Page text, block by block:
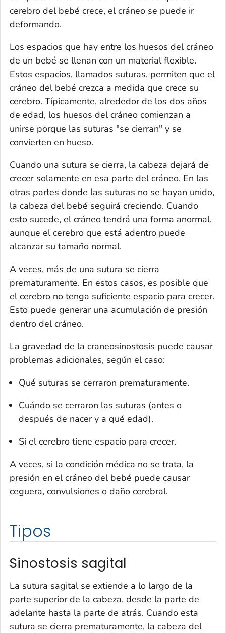
cerebro del bebé crece, el cráneo se puede ir
deformando.
Los espacios que hay entre los huesos del cráneo
de un bebé se llenan con un material flexible.
Estos espacios, llamados suturas, permiten que el
cráneo del bebé crezca a medida que crece su
cerebro. Típicamente, alrededor de los dos años
de edad, los huesos del cráneo comienzan a
unirse porque las suturas "se cierran" y se
convierten en hueso.
Cuando una sutura se cierra, la cabeza dejará de
crecer solamente en esa parte del cráneo. En las
otras partes donde las suturas no se hayan unido,
la cabeza del bebé seguirá creciendo. Cuando
esto sucede, el cráneo tendrá una forma anormal,
aunque el cerebro que está adentro puede
alcanzar su tamaño normal.
A veces, más de una sutura se cierra
prematuramente. En estos casos, es posible que
el cerebro no tenga suficiente espacio para crecer.
Esto puede generar una acumulación de presión
dentro del cráneo.
La gravedad de la craneosinostosis puede causar
problemas adicionales, según el caso:
Qué suturas se cerraron prematuramente.
Cuándo se cerraron las suturas (antes o
después de nacer y a qué edad).
Si el cerebro tiene espacio para crecer.
A veces, si la condición médica no se trata, la
presión en el cráneo del bebé puede causar
ceguera, convulsiones o daño cerebral.
Tipos
Sinostosis sagital
La sutura sagital se extiende a lo largo de la
parte superior de la cabeza, desde la parte de
adelante hasta la parte de atrás. Cuando esta
sutura se cierra prematuramente, la cabeza del